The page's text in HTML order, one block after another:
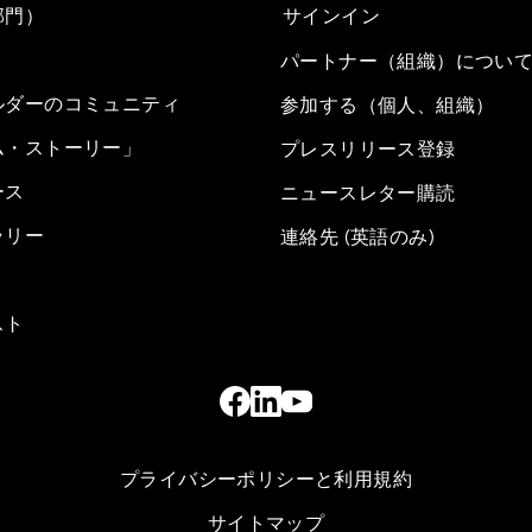
）
ーのコミュニティ
ストーリー」
リー
サインイン
パートナー（組織）につい
参加する（個人、組織）
プレスリリース登録
ニュースレター購読
連絡先 (英語のみ)
プライバシーポリシーと利用規約
サイトマップ